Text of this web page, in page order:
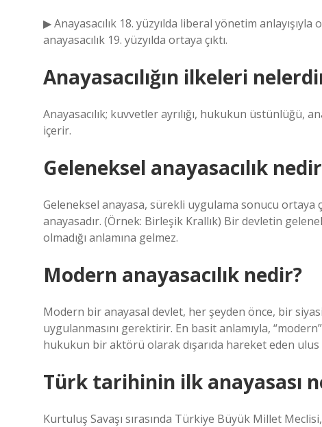
▶ Anayasacılık 18. yüzyılda liberal yönetim
anayasacılık 19. yüzyılda ortaya çıktı.
Anayasacılığın ilkeleri
Anayasacılık; kuvvetler ayrılığı, hukukun üstünlüğü,
içerir.
Geleneksel anayasacılık
Geleneksel anayasa, sürekli uygulama sonucu ortaya
anayasadır. (Örnek: Birleşik Krallık) Bir devletin
olmadığı anlamına gelmez.
Modern anayasacılık nedir?
Modern bir anayasal devlet, her şeyden önce, bir
uygulanmasını gerektirir. En basit anlamıyla,
hukukun bir aktörü olarak dışarıda hareket eden
Türk tarihinin ilk anayasası
Kurtuluş Savaşı sırasında Türkiye Büyük Millet